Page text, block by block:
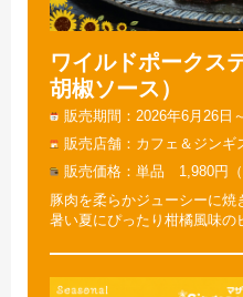
ワイルドポークス
胡椒ソース）
販売期間
2026年6月26日
販売店舗
カフェ＆ジン
販売価格
単品 1,980円（
豚肉を柔らかジューシーに焼
暑い夏にぴったり柑橘風味の